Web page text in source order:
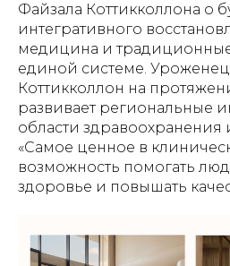
Файзала Коттикколлона о
интегративного
медицина и
единой системе.
Коттикколлон на
развивает региональные
области здравоохранения
«Самое ценное в
возможность помогать
здоровье и повышать